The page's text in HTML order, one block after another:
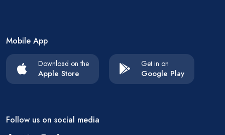
Mobile App
Download on the
Apple Store
Get in on
Google Play
Follow us on social media